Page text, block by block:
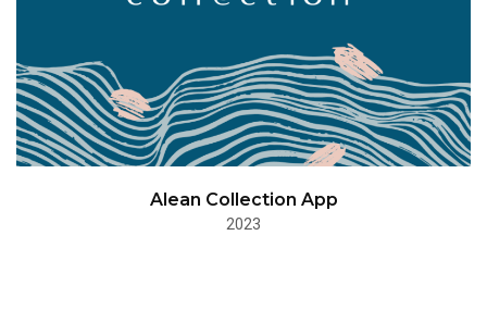
Alean Collection App
2023